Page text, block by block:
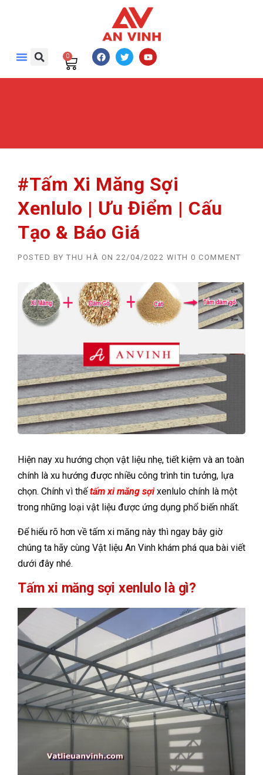
0
#Tấm Xi Măng Sợi
Xenlulo | Ưu Điểm | Cấu
Tạo & Báo Giá
POSTED BY THU HÀ ON 22/04/2022 WITH 0 COMMENT
Hiện nay xu hướng chọn vật liệu nhẹ, tiết kiệm và an toàn
chính là xu hướng được nhiều công trình tin tưởng, lựa
chọn. Chính vì thếtấm xi măng sợi xenlulo chính là một
trong những loại vật liệu được ứng dụng phổ biến nhất.
Để hiểu rõ hơn về tấm xi măng này thì ngay bây giờ
chúng ta hãy cùng Vật liệu An Vinh khám phá qua bài viết
dưới đây nhé.
Tấm xi măng sợi xenlulo là gì?